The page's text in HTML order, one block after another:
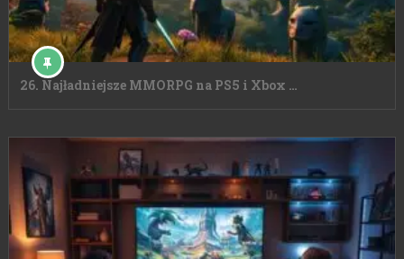
26. Najładniejsze MMORPG na PS5 i Xbox …